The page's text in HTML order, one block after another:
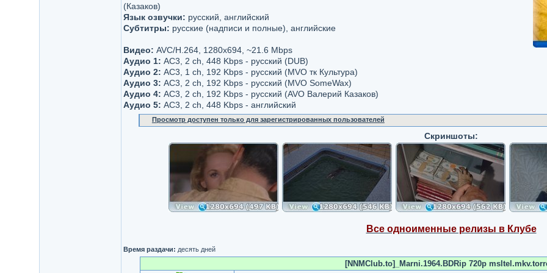
(Казаков)
Язык озвучки: русский, английский
Субтитры: русские (надписи и полные), английские
Видео: AVC/H.264, 1280x694, ~21.6 Mbps
Аудио 1: AC3, 2 ch, 448 Kbps - русский (DUB)
Аудио 2: AC3, 1 ch, 192 Kbps - русский (MVO тк Культура)
Аудио 3: AC3, 2 ch, 192 Kbps - русский (MVO SomeWax)
Аудио 4: AC3, 2 ch, 192 Kbps - русский (AVO Валерий Казаков)
Аудио 5: AC3, 2 ch, 448 Kbps - английский
Просмотр доступен только для зарегистрированных пользователей
Скриншоты:
Все одноименные релизы в Клубе
Время раздачи: десять дней
[NNMClub.to]_Marni.1964.BDRip 720p